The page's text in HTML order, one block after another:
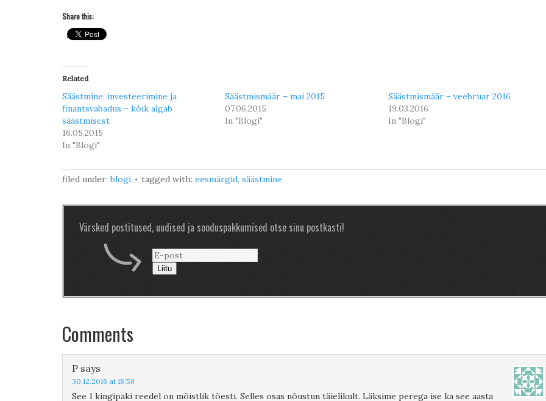
Share this:
Related
Säästmine, investeerimine ja
finantsvabadus – kõik algab
säästmisest
16.05.2015
In "Blogi"
Säästmismäär – mai 2015
07.06.2015
In "Blogi"
Säästmismäär – veebruar 2016
19.03.2016
In "Blogi"
filed under:blogi tagged with: eesmärgid, säästmine
Värsked postitused, uudised ja sooduspakkumised otse sinu postkasti!
Liitu
Comments
P says
30.12.2016 at 18:58
See 1 kingipaki reedel on mõistlik tõesti. Selles osas nõustun täielikult. Läksime perega ise ka see aasta